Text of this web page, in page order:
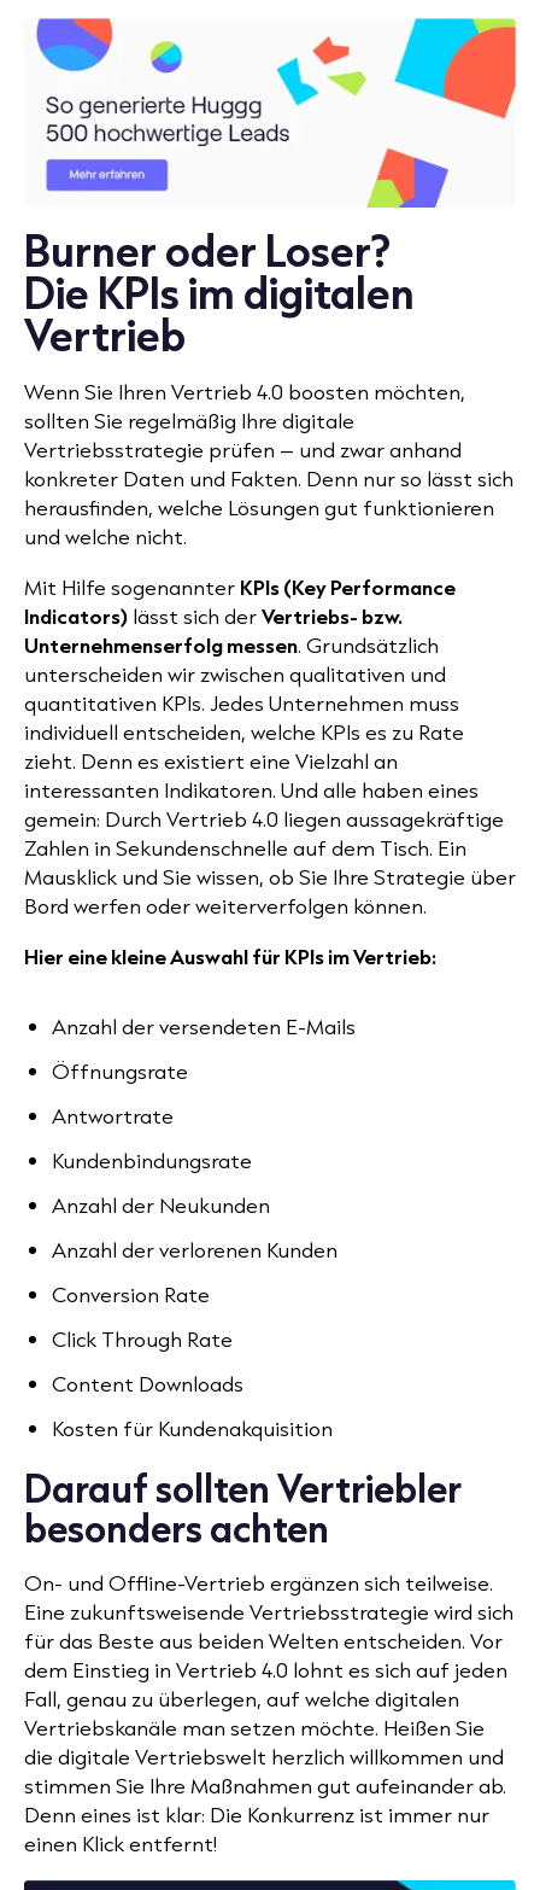
Burner oder Loser?
Die KPIs im digitalen
Vertrieb
Wenn Sie Ihren Vertrieb 4.0 boosten möchten,
sollten Sie regelmäßig Ihre digitale
Vertriebsstrategie prüfen – und zwar anhand
konkreter Daten und Fakten. Denn nur so lässt sich
herausfinden, welche Lösungen gut funktionieren
und welche nicht.
Mit Hilfe sogenannter KPIs (Key Performance
Indicators) lässt sich derVertriebs- bzw.
Unternehmenserfolg messen. Grundsätzlich
unterscheiden wir zwischen qualitativen und
quantitativen KPIs. Jedes Unternehmen muss
individuell entscheiden, welche KPIs es zu Rate
zieht. Denn es existiert eine Vielzahl an
interessanten Indikatoren. Und alle haben eines
gemein: Durch Vertrieb 4.0 liegen aussagekräftige
Zahlen in Sekundenschnelle auf dem Tisch. Ein
Mausklick und Sie wissen, ob Sie Ihre Strategie über
Bord werfen oder weiterverfolgen können.
Hier eine kleine Auswahl für KPIs im Vertrieb:
Anzahl der versendeten E-Mails
Öffnungsrate
Antwortrate
Kundenbindungsrate
Anzahl der Neukunden
Anzahl der verlorenen Kunden
Conversion Rate
Click Through Rate
Content Downloads
Kosten für Kundenakquisition
Darauf sollten Vertriebler
besonders achten
On- und Offline-Vertrieb ergänzen sich teilweise.
Eine zukunftsweisende Vertriebsstrategie wird sich
für das Beste aus beiden Welten entscheiden. Vor
dem Einstieg in Vertrieb 4.0 lohnt es sich auf jeden
Fall, genau zu überlegen, auf welche digitalen
Vertriebskanäle man setzen möchte. Heißen Sie
die digitale Vertriebswelt herzlich willkommen und
stimmen Sie Ihre Maßnahmen gut aufeinander ab.
Denn eines ist klar: Die Konkurrenz ist immer nur
einen Klick entfernt!